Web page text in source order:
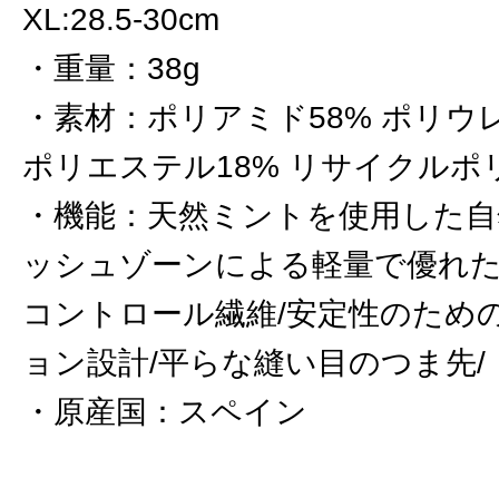
XL:28.5-30cm
重量 ： 38g
素材 ： ポリアミド58% ポリウ
ポリエステル18% リサイクルポ
機能 ： 天然ミントを使用した
ッシュゾーンによる軽量で優れ
コントロール繊維/安定性のため
ョン設計/平らな縫い目のつま先/
原産国 ： スペイン